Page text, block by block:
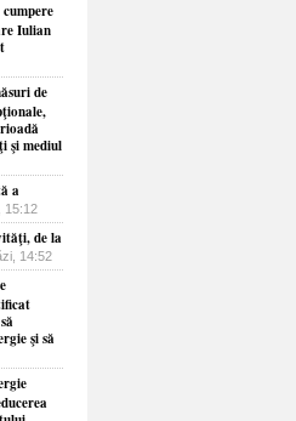
Iulian
de
şi mediul
a
15:12
de la
14:52
şi să